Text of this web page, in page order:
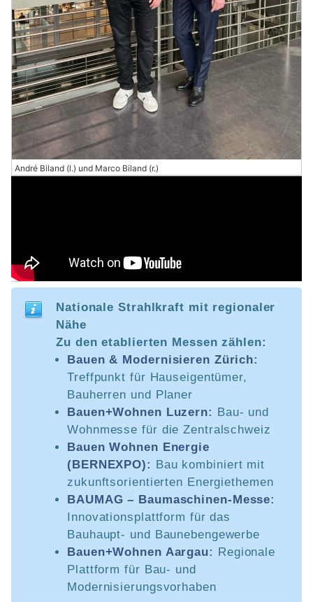
André Biland (l.) und Marco Biland (r.)
Nationale Strahlkraft mit regionaler
Nähe
Zu den etablierten Messen zählen:
Bauen & Modernisieren Zürich:
Treffpunkt für Hauseigentümer,
Bauherren und Planer
Bauen+Wohnen Luzern: Bau- und
Wohnmesse für die Zentralschweiz
Bauen Wohnen Energie
(BERNEXPO): Bau kombiniert mit
zukunftsorientierten Energiethemen
BAUMAG – Baumaschinen-Messe:
Innovationsplattform für das
Bauhaupt- und Baunebengewerbe
Bauen+Wohnen Aargau: Regionale
Plattform für Bau- und
Modernisierungsvorhaben